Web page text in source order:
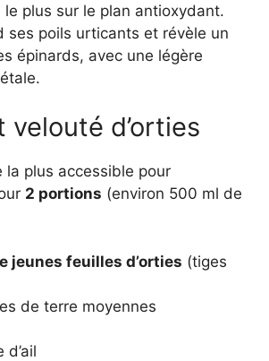
le plus sur le plan antioxydant.
ses poils urticants et révèle un
épinards, avec une légère
velouté d’orties
la plus accessible pour
2 portions (environ 500 ml de
jeunes feuilles d’orties (tiges
de terre moyennes
d’ail